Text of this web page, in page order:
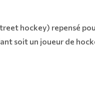
hockey) repensé
soit un joueur de